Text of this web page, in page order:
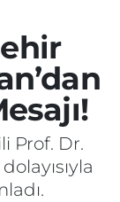
Prof. Dr.